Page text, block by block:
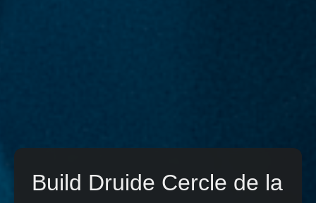
Build Druide Cercle de la